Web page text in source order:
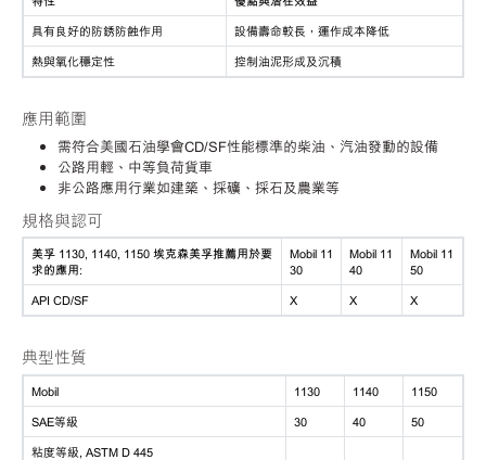
具有良好的防銹防蝕作用
設備壽命較長，運作成本降低
熱與氧化穩定性
控制油泥形成及沉積
應用範圍
需符合美國石油學會CD/SF性能標準的柴油、汽油發動的設備
公路用輕、中等負荷貨車
非公路應用行業如建築、採礦、採石及農業等
規格與認可
美孚 1130, 1140, 1150 埃克森美孚推薦用於要
求的應用:
Mobil 11
30
Mobil 11
40
Mobil 11
50
API CD/SF
X X X
典型性質
Mobil 1130 1140
1150
SAE等級
30 40
50
粘度等級, ASTM D 445